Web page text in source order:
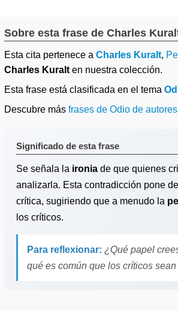
Sobre esta frase de Charles
Esta cita pertenece a Charles Kuralt,
Charles Kuralt en nuestra colección.
Esta frase está clasificada en el tema
Descubre más frases de Odio de
Significado de esta frase
Se señala la ironia de que quienes
analizarla. Esta contradicción pone
crítica, sugiriendo que a menudo la
los críticos.
Para reflexionar: ¿Qué papel
qué es común que los críticos